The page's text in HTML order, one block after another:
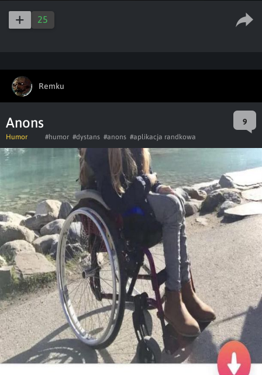
25
Remku
Anons 9
Humor #humor #dystans #anons #aplikacja randkowa